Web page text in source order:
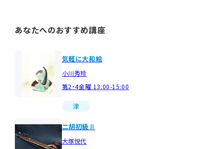
あなたへのおすすめ講座
気軽に大和絵
小川秀玲
第2・4金曜 13:00-15:00
津
二胡初級Ⅱ
大塚悦代